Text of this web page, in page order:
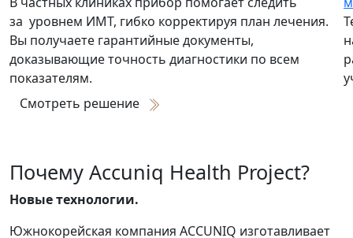
за уровнем ИМТ, гибко корректируя план лечения.
Вы получаете гарантийные документы,
доказывающие точность диагностики по всем
показателям.
Смотреть решение
Почему Accuniq Health Project?
Новые технологии.
Южнокорейская компания ACCUNIQ изготавливает